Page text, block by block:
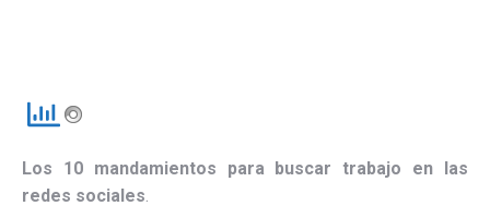
Los 10 mandamientos para buscar trabajo en las
redes sociales.